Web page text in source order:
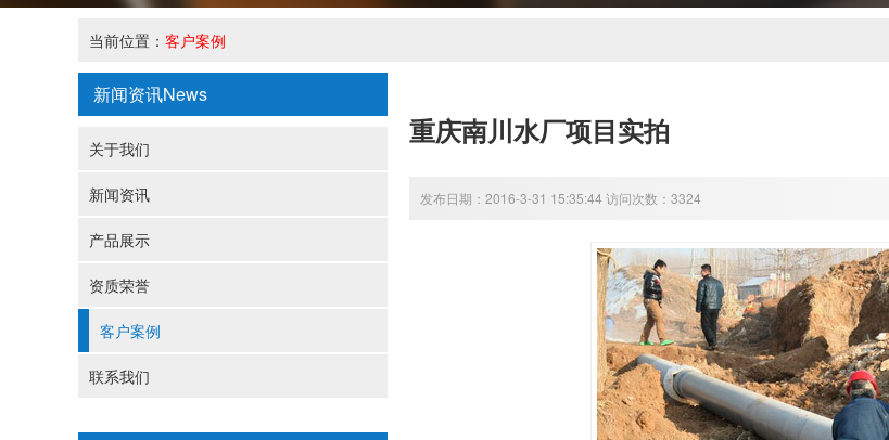
当前位置： 客户案例
新闻资讯News
关于我们
新闻资讯
产品展示
资质荣誉
客户案例
联系我们
重庆南川水厂项目实拍
发布日期：2016-3-31 15:35:44 访问次数：3324